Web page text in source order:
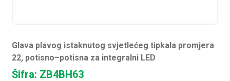
Glava plavog istaknutog svjetlećeg tipkala promjera
22, potisno–potisna za integralni LED
Šifra: ZB4BH63